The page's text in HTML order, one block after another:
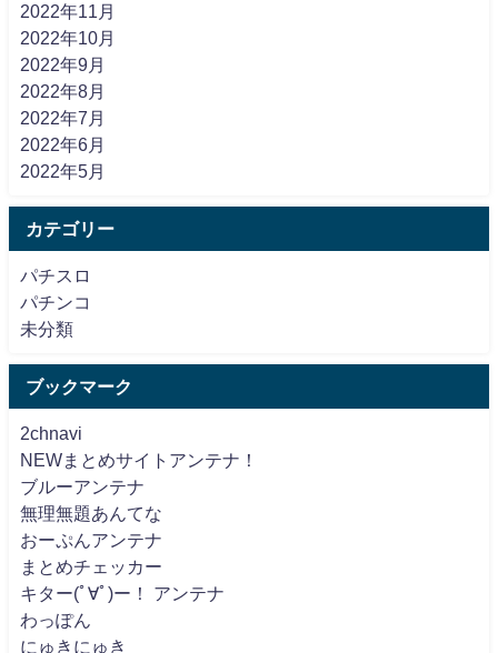
2022年11月
2022年10月
2022年9月
2022年8月
2022年7月
2022年6月
2022年5月
カテゴリー
パチスロ
パチンコ
未分類
ブックマーク
2chnavi
NEWまとめサイトアンテナ！
ブルーアンテナ
無理無題あんてな
おーぷんアンテナ
まとめチェッカー
キター(ﾟ∀ﾟ)ー！ アンテナ
わっぽん
にゅきにゅき